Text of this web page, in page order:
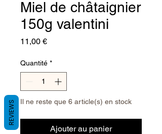
Miel de châtaignier
150g valentini
11,00 €Prix
Quantité *
Il ne reste que 6 article(s) en stock
Ajouter au panier
REVIEWS